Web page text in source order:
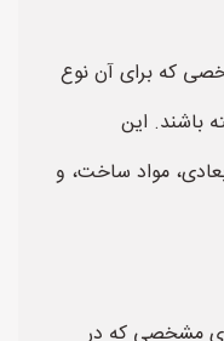
که برای آن نوع
باشند. این
مواد ساخت، و
مشخصی که در